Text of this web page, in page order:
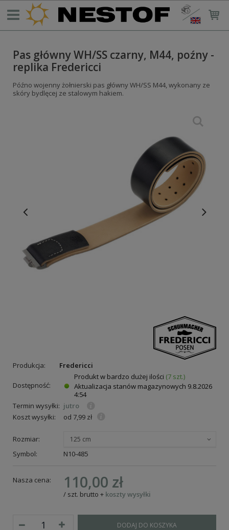
Pas główny WH/SS czarny, M44, poźny -
replika Fredericci
Późno wojenny żołnierski pas główny WH/SS M44, wykonany ze
skóry bydlęcej ze stalowym hakiem.
Produkcja: Fredericci
Dostępność:
Produkt w bardzo dużej ilości (7 szt.)
Aktualizacja stanów magazynowych 9.8.2026
4:54
Termin wysyłki: jutro
Koszt wysyłki:
od 7,99 zł
Rozmiar: 125 cm
Symbol: N10-485
Nasza cena: 110,00 zł
/ szt. brutto + koszty wysyłki
DODAJ DO KOSZYKA